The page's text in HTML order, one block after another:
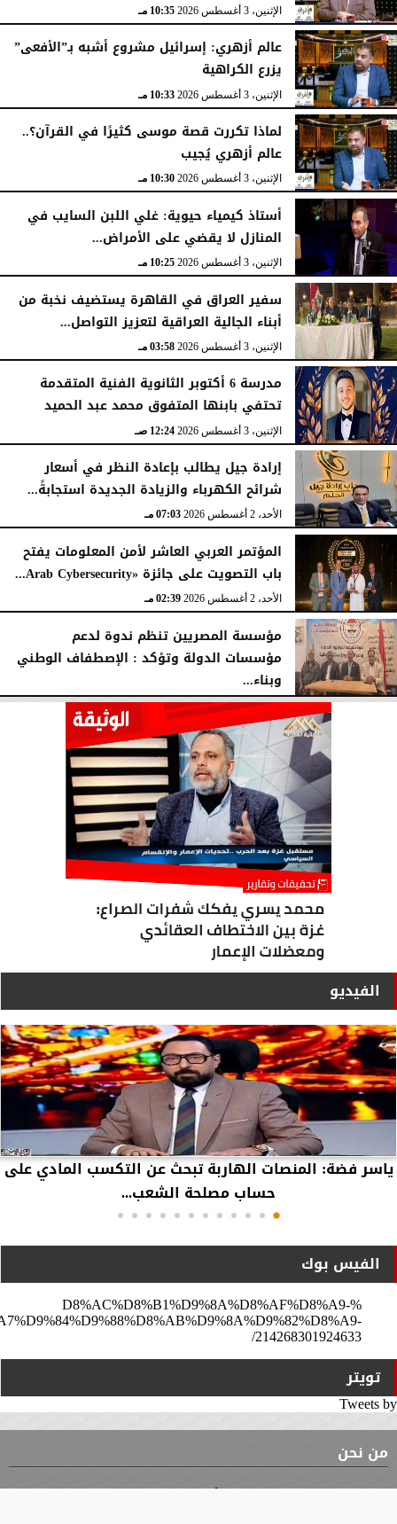
الإثنين، 3 أغسطس 2026 10:35 مـ
عالم أزهري: إسرائيل مشروع أشبه بـ”الأفعى”
يزرع الكراهية
الإثنين، 3 أغسطس 2026 10:33 مـ
لماذا تكررت قصة موسى كثيرًا في القرآن؟..
عالم أزهري يُجيب
الإثنين، 3 أغسطس 2026 10:30 مـ
أستاذ كيمياء حيوية: غلي اللبن السايب في
المنازل لا يقضي على الأمراض...
الإثنين، 3 أغسطس 2026 10:25 مـ
سفير العراق في القاهرة يستضيف نخبة من
أبناء الجالية العراقية لتعزيز التواصل...
الإثنين، 3 أغسطس 2026 03:58 مـ
مدرسة 6 أكتوبر الثانوية الفنية المتقدمة
تحتفي بابنها المتفوق محمد عبد الحميد
الإثنين، 3 أغسطس 2026 12:24 صـ
إرادة جيل يطالب بإعادة النظر في أسعار
شرائح الكهرباء والزيادة الجديدة استجابةً...
الأحد، 2 أغسطس 2026 07:03 مـ
المؤتمر العربي العاشر لأمن المعلومات يفتح
باب التصويت على جائزة «Arab Cybersecurity...
الأحد، 2 أغسطس 2026 02:39 مـ
مؤسسة المصريين تنظم ندوة لدعم
مؤسسات الدولة وتؤكد : الإصطفاف الوطني
وبناء...
الأحد، 2 أغسطس 2026 10:20 صـ
الفيديو
ياسر فضة: المنصات الهاربة تبحث عن التكسب المادي على
حساب مصلحة الشعب...
الفيس بوك
%D8%AC%D8%B1%D9%8A%D8%AF%D8%A9-
214268301924633/
تويتر
Tweets by
من نحن